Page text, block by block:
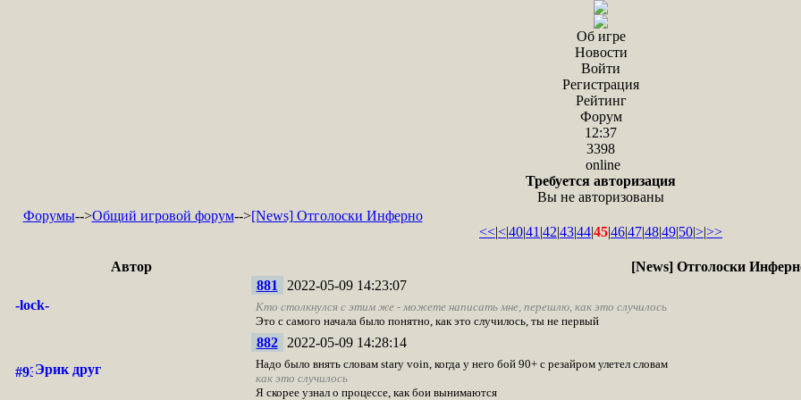
Об игре
Новости
Войти
Регистрация
Рейтинг
Форум
12:37
3398
online
Требуется авторизация
Вы не авторизованы
Форумы-->Общий игровой форум-->[News] Отголоски Инферно
<<|<|40|41 |42|43|44|45|46|47|48|49|50|>|>>
Автор [News] Отголоски
-lock-
881 2022-05-09 14:23:07
Кто столкнулся с этим же - можете написать мне, перешлю, как это случилось
Это с самого начала было понятно, как это случилось, ты не первый
Эрик друг
882 2022-05-09 14:28:14
Надо было внять словам stary voin, когда у него бой 90+ с резайром улетел словам
как это случилось
Я скорее узнал о процессе, как бои вынимаются